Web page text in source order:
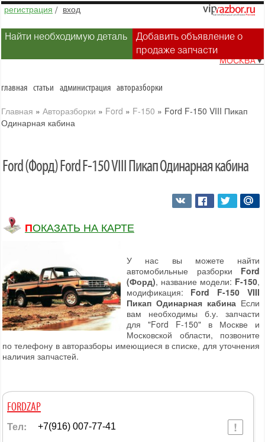
регистрация / вход
Найти необходимую деталь
Добавить объявление о
продаже запчасти
МОСКВА▼
главная статьи администрация авторазборки
Главная » Авторазборки » Ford » F-150 » Ford F-150 VIII Пикап
Одинарная кабина
Ford (Форд) Ford F-150 VIII Пикап Одинарная кабина
ПОКАЗАТЬ НА КАРТЕ
У нас вы можете найти
автомобильные разборки Ford
(Форд), название модели: F-150,
модификация: Ford F-150 VIII
Пикап Одинарная кабина Если
вам необходимы б.у. запчасти
для "Ford F-150" в Москве и
Московской области, позвоните
по телефону в авторазборы имеющиеся в списке, для уточнения
наличия запчастей.
FORDZAP
Тел: +7(916) 007-77-41